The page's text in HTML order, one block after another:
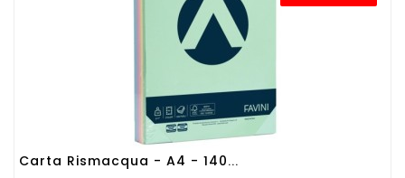
Carta Rismacqua - A4 - 140...